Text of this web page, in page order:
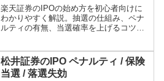
楽天証券のIPOの始め方を初心者向けに
わかりやすく解説。抽選の仕組み、ペナ
ルティの有無、当選確率を上げるコツ、
す。
松井証券のIPO ペナルティ / 保険
当選 / 落選失効